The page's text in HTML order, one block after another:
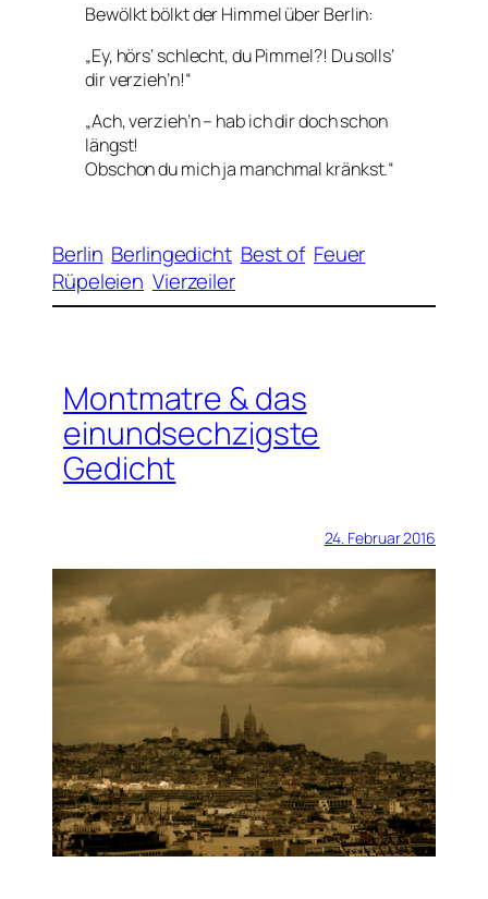
Bewölkt bölkt der Himmel über Berlin:
„Ey, hörs‘ schlecht, du Pimmel?! Du solls‘
dir verzieh’n!“
„Ach, verzieh’n – hab ich dir doch schon
längst!
Obschon du mich ja manchmal kränkst.“
Berlin Berlingedicht Best of Feuer
Rüpeleien Vierzeiler
Montmatre & das
einundsechzigste
Gedicht
24. Februar 2016